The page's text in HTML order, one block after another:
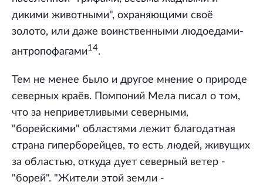
дикими животными", охраняющими своё
золото, или даже воинственными людоедами-
антропофагами14.
Тем не менее было и другое мнение о природе
северных краёв. Помпоний Мела писал о том,
что за неприветливыми северными,
"борейскими" областями лежит благодатная
страна гиперборейцев, то есть людей, живущих
за областью, откуда дует северный ветер -
"борей". "Жители этой земли -